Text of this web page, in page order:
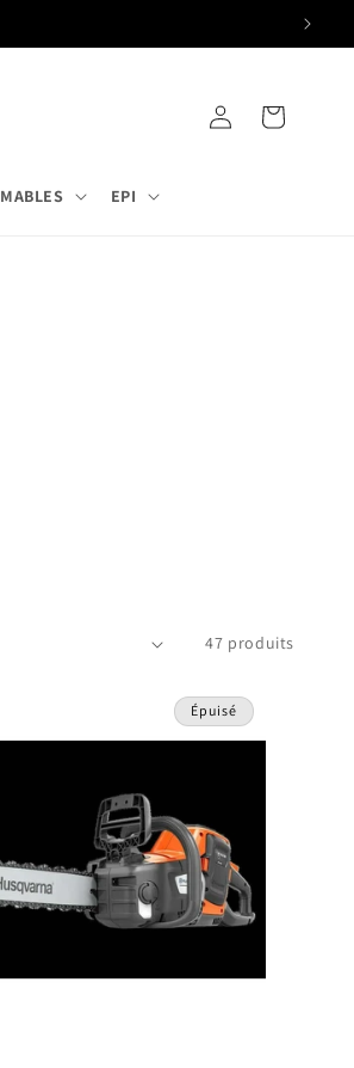
EPI
Connexion Panier
47 produits
Épuisé